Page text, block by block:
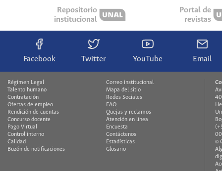
Repositorio
institucional
Portal de
revistas
Facebook Twitter YouTube Email
Régimen Legal
Talento humano
Contratación
Ofertas de empleo
Rendición de cuentas
Concurso docente
Pago Virtual
Control interno
Calidad
Buzón de notificaciones
Correo institucional
Mapa del sitio
Redes Sociales
FAQ
Quejas y reclamos
Atención en línea
Encuesta
Contáctenos
Estadísticas
Glosario
©